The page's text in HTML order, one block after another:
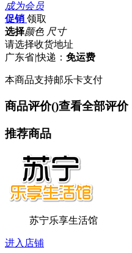
成为会员
促销 领取
选择颜色 尺寸
请选择收货地址
广东省|快递： 免运费
本商品支持邮乐卡支付
商品评价()查看全部评价
推荐商品
苏宁乐享生活馆
进入店铺